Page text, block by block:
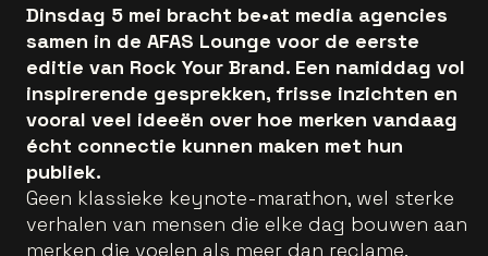
Dinsdag 5 mei bracht be•at media agencies
samen in de AFAS Lounge voor de eerste
editie van Rock Your Brand. Een namiddag vol
inspirerende gesprekken, frisse inzichten en
vooral veel ideeën over hoe merken vandaag
écht connectie kunnen maken met hun
publiek.
Geen klassieke keynote-marathon, wel sterke
verhalen van mensen die elke dag bouwen aan
merken die voelen als meer dan reclame.